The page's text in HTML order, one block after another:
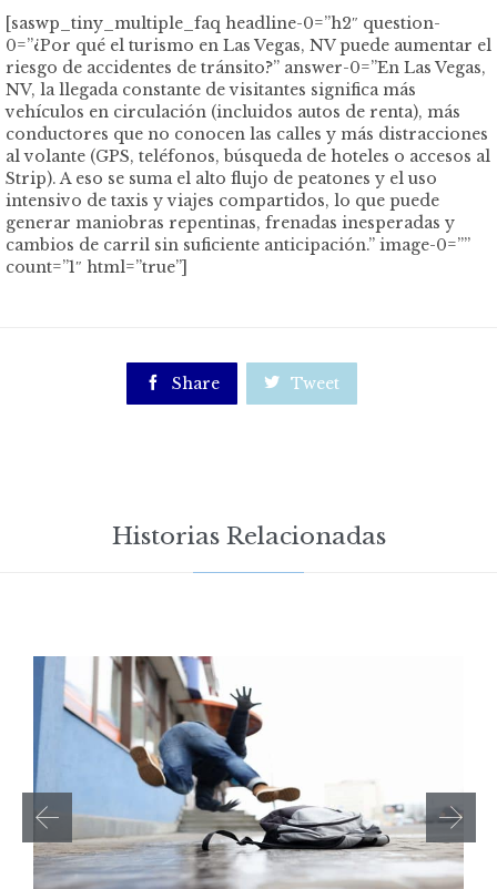
[saswp_tiny_multiple_faq headline-0=”h2″ question-
0=”¿Por qué el turismo en Las Vegas, NV puede aumentar el
riesgo de accidentes de tránsito?” answer-0=”En Las Vegas,
NV, la llegada constante de visitantes significa más
vehículos en circulación (incluidos autos de renta), más
conductores que no conocen las calles y más distracciones
al volante (GPS, teléfonos, búsqueda de hoteles o accesos al
Strip). A eso se suma el alto flujo de peatones y el uso
intensivo de taxis y viajes compartidos, lo que puede
generar maniobras repentinas, frenadas inesperadas y
cambios de carril sin suficiente anticipación.” image-0=””
count=”1″ html=”true”]
 Share  Tweet
Historias Relacionadas